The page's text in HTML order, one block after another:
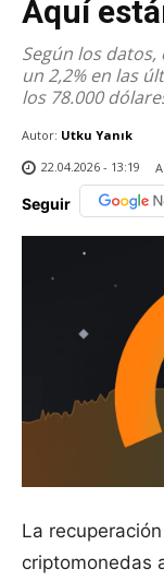
Aquí
Según los
un 2,2% en las
los 78.000
Autor: Utku Yanık
22.04.2026 - 13:19
Seguir
La
criptomonedas